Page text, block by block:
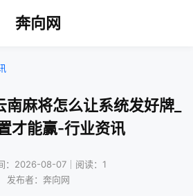
奔向网
麻将怎么让系统发好牌_
才能赢-行业资讯
：2026-08-07｜阅读：1
发布者：奔向网